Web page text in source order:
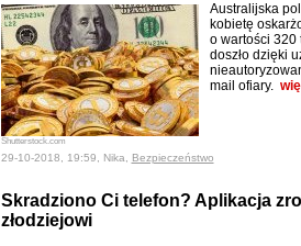
Shutterstock.com
Australijska
kobietę
o wartości 320
doszło dzięki
mail ofiary.
29-10-2018, 19:59, Nika, Bezpieczeństwo
Skradziono Ci telefon? Aplikacja
złodziejowi